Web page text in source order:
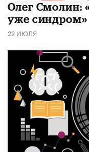
​Олег Смолин:
уже синдром»
22 ИЮЛЯ